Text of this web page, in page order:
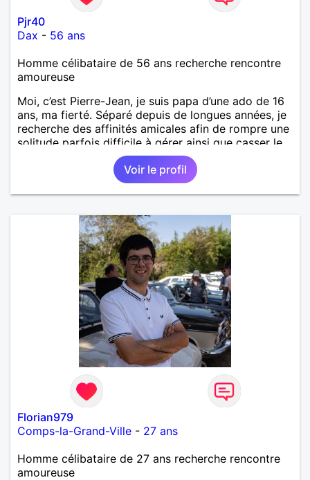
Pjr40
Dax - 56 ans
Homme célibataire de 56 ans recherche rencontre
amoureuse
Moi, c’est Pierre-Jean, je suis papa d’une ado de 16
ans, ma fierté. Séparé depuis de longues années, je
recherche des affinités amicales afin de rompre une
solitude parfois difficile à gérer ainsi que casser le
vague à l’âme. L’amitié reste extrêmement
importante à mes yeux mais peut se décliner en des
sentiments plus puissants. « Le temps fera son
œuvre » disait Arthur Schopenhauer, philosophe
autant être trop locace. Je suis bourré de qualités
avec très peu de défauts. Je suis altruiste,
bienveillant, empathique, attentionné, honnête,
respectueux, doux de caractère et compréhensif : je
laisse « glisser » beaucoup de choses. Mais ne vous
m’éprenez pas Mesdames, si une personne que
j’aime me trahit une fois, il n’y aura pas de seconde
chance et je l’effacerai à « vitam eternam ».
Néanmoins, je suis un tout petit peu maniaque ainsi
qu’impatient. J’essaye de faire des efforts. Rien de
bien dramatique ! Du moins je le pense……Je suis un
homme facile à vivre. À vous si vous le souhaitez,
d’apprendre à me connaître davantage. J’en serai
ravi….A très bientôt je l’espère.
Voir le profil
Florian979
Comps-la-Grand-Ville - 27 ans
Homme célibataire de 27 ans recherche rencontre
amoureuse